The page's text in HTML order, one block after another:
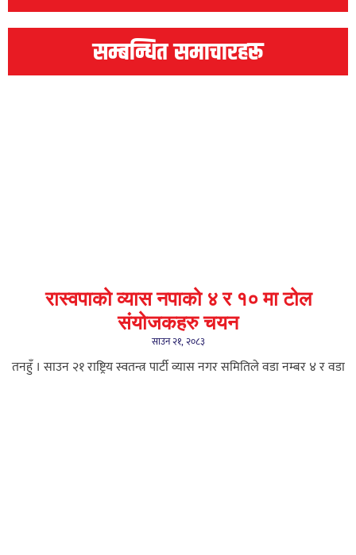
सम्बन्धित समाचारहरू
रास्वपाको व्यास नपाको ४ र १० मा टोल
संयोजकहरु चयन
साउन २१, २०८३
तनहुँ । साउन २१ राष्ट्रिय स्वतन्त्र पार्टी व्यास नगर समितिले वडा नम्बर ४ र वडा